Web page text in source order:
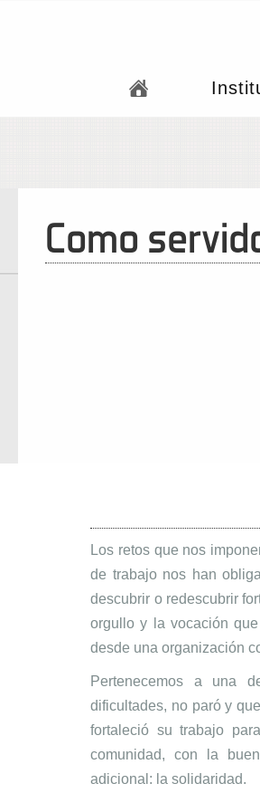
Como
Los retos que nos
de trabajo nos han
descubrir o redescubrir
orgullo y la vocación
desde una organización
Pertenecemos a una
dificultades, no paró y
fortaleció su trabajo
comunidad, con la
adicional: la solidaridad.